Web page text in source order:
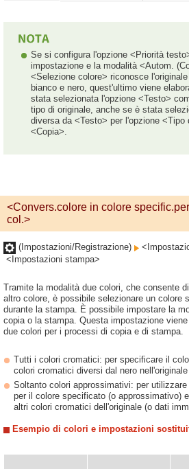
Se si configura l'opzione <Priorità
impostazione e la modalità <Autom.
<Selezione colore> riconosce
bianco e nero, quest'ultimo viene
stata selezionata l'opzione <Testo>
tipo di originale, anche se è stata
diversa da <Testo> per l'opzione <Tipo
<Copia>.
<Convers.colore in colore
col.>
(Impostazioni/Registrazione)
<Impostazioni stampa>
Tramite la modalità due colori, che consente
altro colore, è possibile selezionare un colore
durante la stampa. È possibile impostare la
copia o la stampa. Questa impostazione
due colori per i processi di copia e di stampa.
Tutti i colori cromatici: per specificare il
colori cromatici diversi dal nero
Soltanto colori approssimativi: per
per il colore specificato (o approssimativo)
altri colori cromatici dell'originale (o dati
Esempio di colori e impostazioni